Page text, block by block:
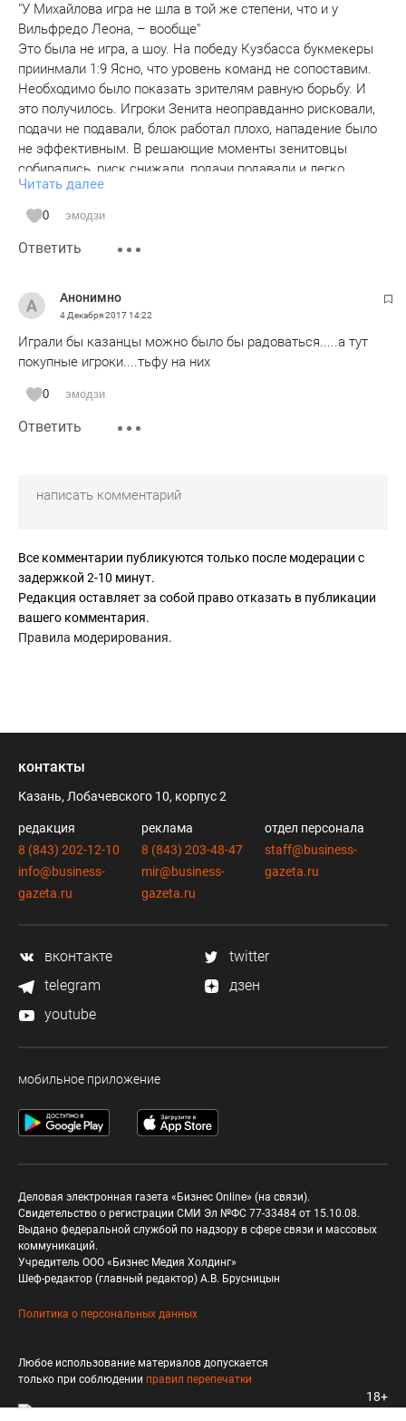
"У Михайлова игра не шла в той же степени, что и у
Вильфредо Леона, – вообще"
Это была не игра, а шоу. На победу Кузбасса букмекеры
приинмали 1:9 Ясно, что уровень команд не сопоставим.
Необходимо было показать зрителям равную борьбу. И
это получилось. Игроки Зенита неоправданно рисковали,
подачи не подавали, блок работал плохо, нападение было
не эффективным. В решающие моменты зенитовцы
собирались, риск снижали, подачи подавали и легко
выигрывали нужные очки.
А Полетаев в Кузбассе раскрылся. В Зените так и сидел
бы на скамейке.
На клубном чемпионате мира Зенит вряд ли победит. Беда
конкурентов. А это расслабляет и не способствует росту.
Читать далее
0 эмодзи
Ответить
Анонимно
4 Декабря 201714:22
Играли бы казанцы можно было бы радоваться.....а тут
покупные игроки....тьфу на них
0 эмодзи
Ответить
Все комментарии публикуются только после модерации с
задержкой 2-10 минут.
Редакция оставляет за собой право отказать в публикации
вашего комментария.
Правила модерирования.
контакты
Казань, Лобачевского 10, корпус 2
редакция
8 (843) 202-12-10
info@business-
gazeta.ru
реклама
8 (843) 203-48-47
mir@business-
gazeta.ru
отдел персонала
staff@business-
gazeta.ru
вконтакте
twitter
telegram
дзен
youtube
мобильное приложение
Деловая электронная газета «Бизнес Online» (на связи).
Свидетельство о регистрации СМИ Эл №ФС 77-33484 от 15.10.08.
Выдано федеральной службой по надзору в сфере связи и массовых
коммуникаций.
Учредитель ООО «Бизнес Медия Холдинг»
Шеф-редактор (главный редактор) А.В. Брусницын
Политика о персональных данных
Любое использование материалов допускается
только при соблюдении правил перепечатки
18+